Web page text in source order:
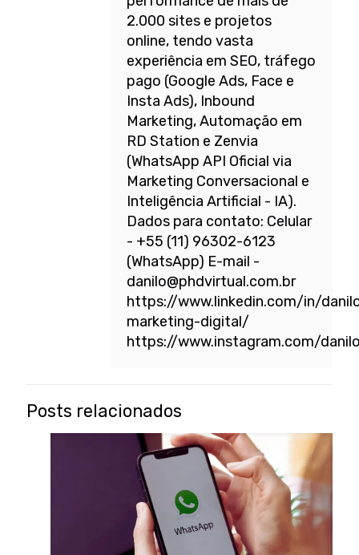
2.000 sites e projetos
online, tendo vasta
experiência em SEO, tráfego
pago (Google Ads, Face e
Insta Ads), Inbound
Marketing, Automação em
RD Station e Zenvia
(WhatsApp API Oficial via
Marketing Conversacional e
Inteligência Artificial - IA).
Dados para contato: Celular
- +55 (11) 96302-6123
(WhatsApp) E-mail -
danilo@phdvirtual.com.br
https://www.linkedin.com/in/
marketing-digital/
https://www.instagram.com/
Posts relacionados